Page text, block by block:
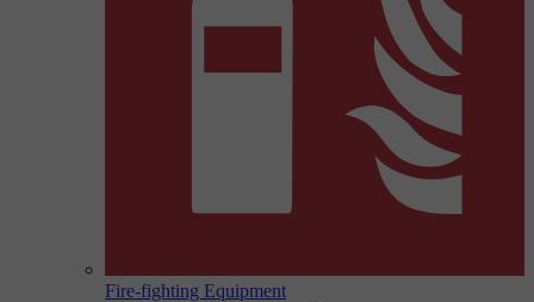
Fire-fighting Equipment